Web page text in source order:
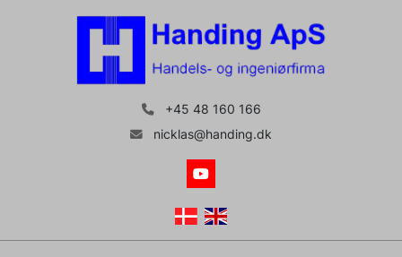
+45 48 160 166
nicklas@handing.dk
youtube